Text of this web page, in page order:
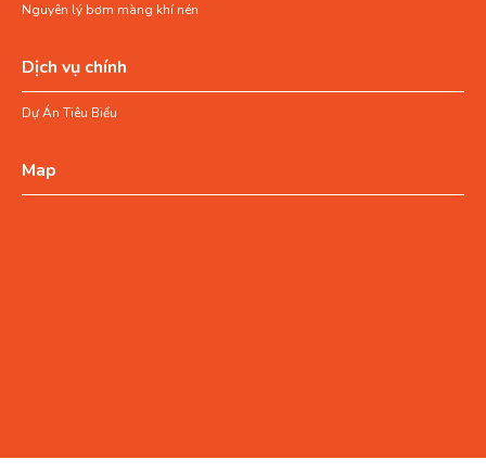
Nguyên lý bơm màng khí nén
Dịch vụ chính
Dự Án Tiêu Biểu
Map